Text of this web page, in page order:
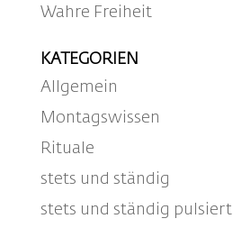
Wahre Freiheit
KATEGORIEN
Allgemein
Montagswissen
Rituale
stets und ständig
stets und ständig pulsiert